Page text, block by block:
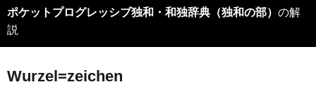
ポケットプログレッシブ独和・和独辞典（独和の部） の解
説
Wurzel=zeichen